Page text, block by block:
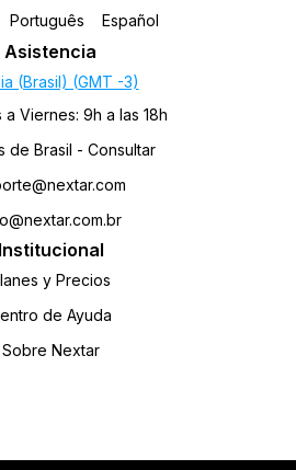
Português Español
Asistencia
(Brasil) (GMT -3)
a Viernes: 9h a las 18h
de Brasil - Consultar
Institucional
y Precios
de Ayuda
Sobre Nextar